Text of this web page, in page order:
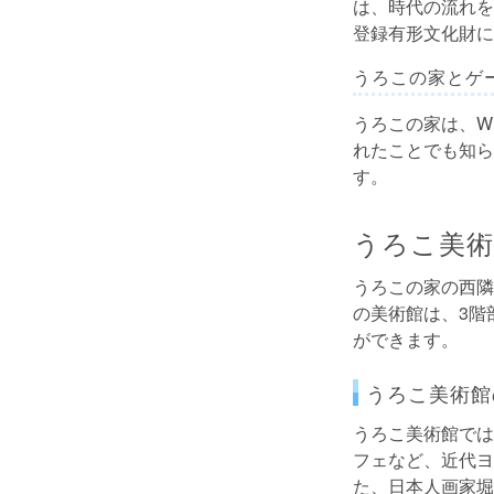
は、時代の流れ
登録有形文化財
うろこの家とゲ
うろこの家は、
れたことでも知
す。
うろこ美
うろこの家の西
の美術館は、3階
ができます。
うろこ美術
うろこ美術館で
フェなど、近代
た、日本人画家